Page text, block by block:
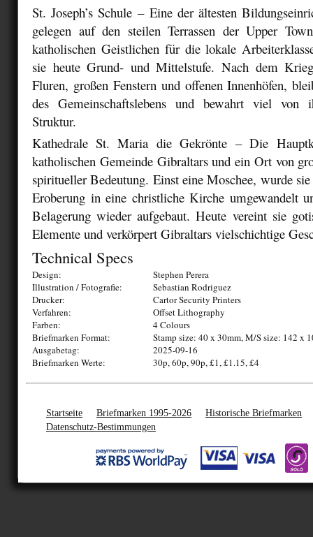
St. Joseph’s Schule – Eine der ältesten
gelegen auf den steilen Terrassen der Upper
katholischen Geistlichen für die lokale
sie heute Grund- und Mittelstufe. Nach dem
Fluren, großen Fenstern und offenen Innenhöfen,
des Gemeinschaftslebens und bewahrt viel von
Struktur.
Kathedrale St. Maria die Gekrönte– Die
katholischen Gemeinde Gibraltars und ein Ort von
spiritueller Bedeutung. Einst eine Moschee, wurde sie
Eroberung in eine christliche Kirche umgewandelt
Belagerung wieder aufgebaut. Heute vereint sie
Elemente und verkörpert Gibraltars vielschichtige
Technical Specs
Design:
Stephen Perera
Illustration / Fotografie:
Sebastian Rodriguez
Drucker:
Cartor Security Printers
Verfahren:
Offset Lithography
Farben:
4 Colours
Briefmarken Format:
Stamp size: 40 x 30mm, M/S size: 142 x
Ausgabetag:
2025-09-16
Briefmarken Werte:
30p, 60p, 90p, £1, £1.15, £4
Startseite Briefmarken 1995-2026
Historische Briefmarken
Datenschutz-Bestimmungen